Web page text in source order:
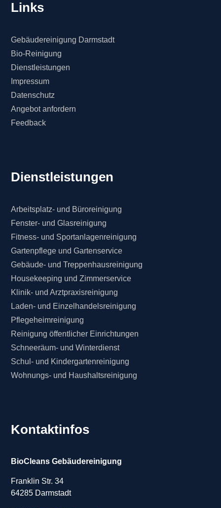
Links
Gebäudereinigung Darmstadt
Bio-Reinigung
Dienstleistungen
Impressum
Datenschutz
Angebot anfordern
Feedback
Dienstleistungen
Arbeitsplatz- und Büroreinigung
Fenster- und Glasreinigung
Fitness- und Sportanlagenreinigung
Gartenpflege und Gartenservice
Gebäude- und Treppenhausreinigung
Housekeeping und Zimmerservice
Klinik- und Arztpraxisreinigung
Laden- und Einzelhandelsreinigung
Pflegeheimreinigung
Reinigung öffentlicher Einrichtungen
Schneeräum- und Winterdienst
Schul- und Kindergartenreinigung
Wohnungs- und Haushaltsreinigung
Kontaktinfos
BioCleans Gebäudereinigung
Franklin Str. 34
64285 Darmstadt